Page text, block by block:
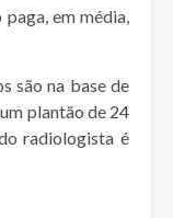
em média,
são na base de
plantão de 24
radiologista é